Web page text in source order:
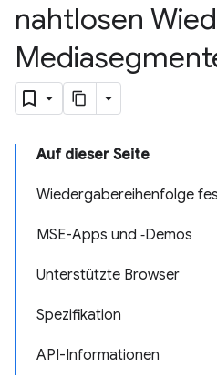
nahtlosen
Auf dieser Seite
Wiedergabereihenfolge
MSE-Apps und ‑Demos
Unterstützte Browser
Spezifikation
API-Informationen